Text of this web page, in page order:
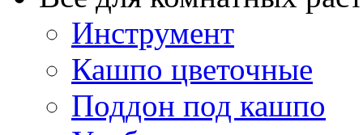
Инструмент
Кашпо цветочные
Поддон под кашпо